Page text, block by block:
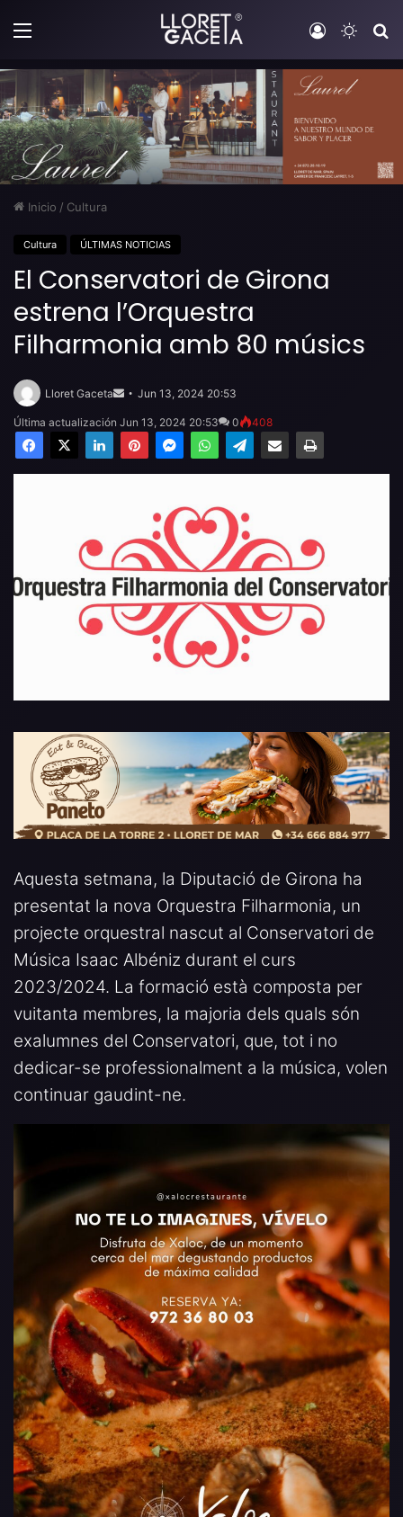
Menú Iniciar
Inicio / Cultura
Cultura ÚLTIMAS NOTICIAS
El Conservatori de Girona
estrena l’Orquestra
Filharmonia amb 80 músics
Lloret Gaceta
email
Jun 13, 2024 20:53
Última actualización Jun 13, 2024 20:53 0 408
Facebook
X LinkedInPinterestMessengerWhatsAppTelegramCompartir por email Imprimir
Aquesta setmana, la Diputació de Girona ha
presentat la nova Orquestra Filharmonia, un
projecte orquestral nascut al Conservatori de
Música Isaac Albéniz durant el curs
2023/2024. La formació està composta per
vuitanta membres, la majoria dels quals són
exalumnes del Conservatori, que, tot i no
dedicar-se professionalment a la música, volen
continuar gaudint-ne.